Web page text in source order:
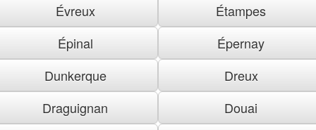
Évreux
Étampes
Épinal
Épernay
Dunkerque
Dreux
Draguignan
Douai